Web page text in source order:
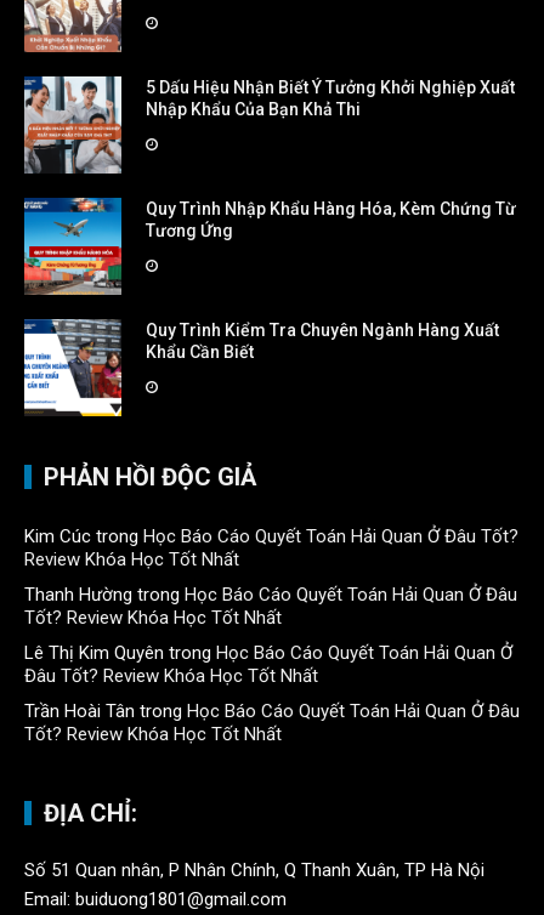
5 Dấu Hiệu Nhận Biết Ý Tưởng Khởi Nghiệp Xuất
Nhập Khẩu Của Bạn Khả Thi
Quy Trình Nhập Khẩu Hàng Hóa, Kèm Chứng Từ
Tương Ứng
Quy Trình Kiểm Tra Chuyên Ngành Hàng Xuất
Khẩu Cần Biết
PHẢN HỒI ĐỘC GIẢ
Kim Cúc trong Học Báo Cáo Quyết Toán Hải Quan Ở Đâu Tốt?
Review Khóa Học Tốt Nhất
Thanh Hường trong Học Báo Cáo Quyết Toán Hải Quan Ở Đâu
Tốt? Review Khóa Học Tốt Nhất
Lê Thị Kim Quyên trong Học Báo Cáo Quyết Toán Hải Quan Ở
Đâu Tốt? Review Khóa Học Tốt Nhất
Trần Hoài Tân trong Học Báo Cáo Quyết Toán Hải Quan Ở Đâu
Tốt? Review Khóa Học Tốt Nhất
ĐỊA CHỈ:
Số 51 Quan nhân, P Nhân Chính, Q Thanh Xuân, TP Hà Nội
Email: buiduong1801@gmail.com